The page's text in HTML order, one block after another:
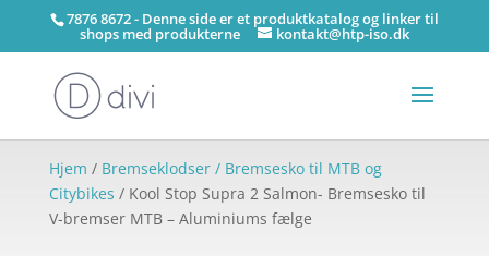
7876 8672 - Denne side er et produktkatalog og linker til
shops med produkterne kontakt@htp-iso.dk
Hjem / Bremseklodser / Bremsesko til MTB og
Citybikes / Kool Stop Supra 2 Salmon- Bremsesko til
V-bremser MTB – Aluminiums fælge